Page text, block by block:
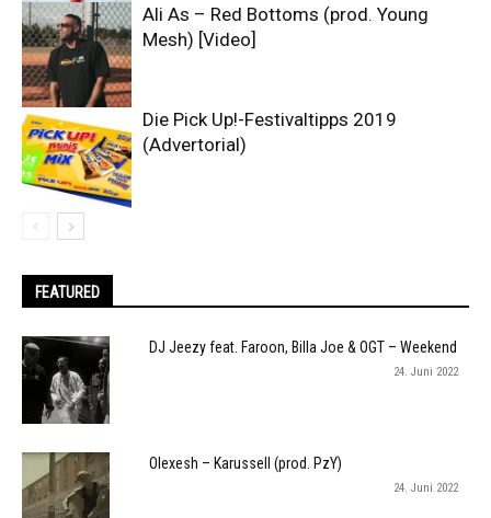
Ali As – Red Bottoms (prod. Young
Mesh) [Video]
Die Pick Up!-Festivaltipps 2019
(Advertorial)
FEATURED
DJ Jeezy feat. Faroon, Billa Joe & OGT – Weekend
24. Juni 2022
Olexesh – Karussell (prod. PzY)
24. Juni 2022